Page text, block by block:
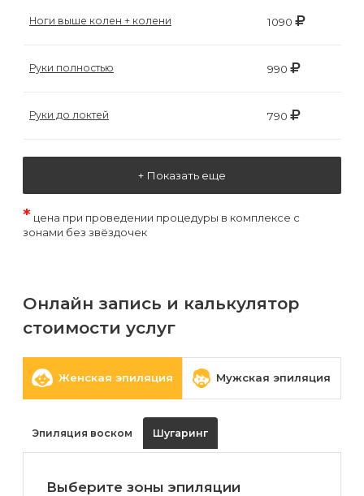
Ноги выше колен + колени 1090
Руки полностью 990
Руки до локтей 790
+ Показать еще
* цена при проведении процедуры в комплексе с
зонами без звёздочек
Онлайн запись и калькулятор
стоимости услуг
Женская эпиляция Мужская эпиляция
Эпиляция воском Шугаринг
Выберите зоны эпиляции